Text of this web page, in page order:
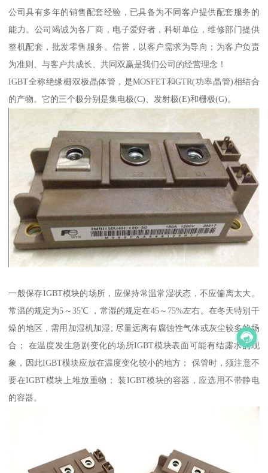
公司具有多年的销售配套经验，已具备为不同客户提供配套服务的
能力。公司竭诚为各厂商，电子爱好者，科研单位，维修部门提供
整机配套，批发零售服务。信誉，以客户需求为导向；为客户负责
为准则、与客户共成长、共同双赢是我们公司的经营理念！
IGBT全称绝缘栅双极晶体管，是MOSFET和GTR(功率晶管)相结合
的产物。它的三个极分别是集电极(C)、发射极(E)和栅极(G)。
一般保存IGBT模块的场所，应保持常温常湿状态，不应偏离太大。
常温的规定为5～35℃ ，常湿的规定在45～75%左右。在冬天特别干
燥的地区，需用加湿机加湿; 尽量远离有腐蚀性气体或灰尘较多的场
合； 在温度发生急剧变化的场所IGBT模块表面可能有结露水的现
象，因此IGBT模块应放在温度变化较小的地方； 保管时，须注意不
要在IGBT模块上堆放重物； 装IGBT模块的容器，应选用不带静电
的容器。